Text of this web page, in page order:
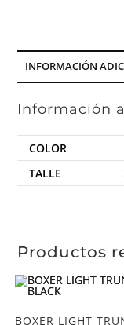
INFORMACIÓN
Información
COLOR
TALLE
Productos
BOXER LIGHT